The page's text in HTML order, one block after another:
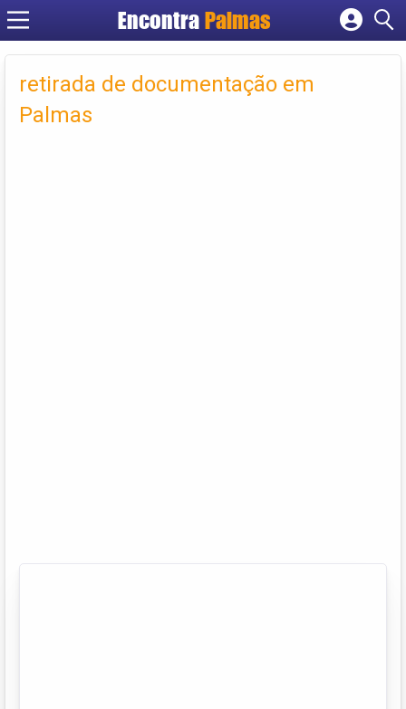
Encontra Palmas
Cadastrar empresa
Criar conta
retirada de documentação em
Palmas